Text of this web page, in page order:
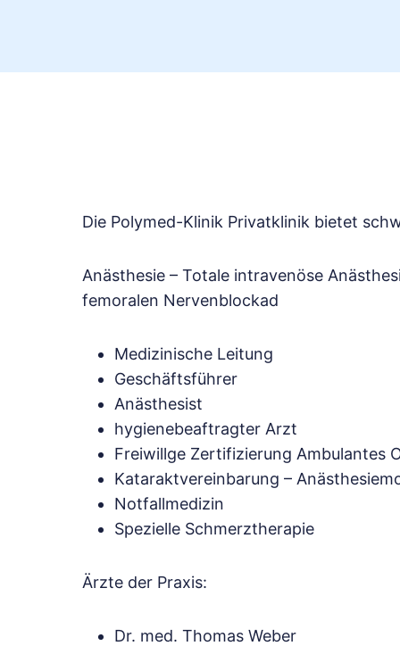
Die Polymed-Klinik Privatklinik bietet
Anästhesie – Totale intravenöse
femoralen Nervenblockad
Medizinische Leitung
Geschäftsführer
Anästhesist
hygienebeaftragter Arzt
Freiwillge Zertifizierung Ambulantes
Kataraktvereinbarung –
Notfallmedizin
Spezielle Schmerztherapie
Ärzte der Praxis:
Dr. med. Thomas Weber